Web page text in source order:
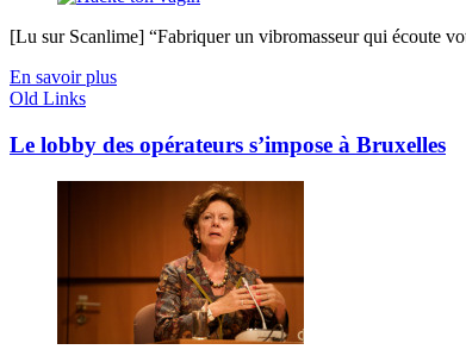
[Lu sur Scanlime] “Fabriquer un vibromasseur qui écoute
En savoir plus
Old Links
Le lobby des opérateurs s’impose à Bruxelles